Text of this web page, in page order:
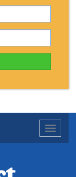
Toggle